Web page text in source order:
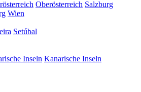
Oberösterreich Salzburg
Wien
Setúbal
Inseln Kanarische Inseln